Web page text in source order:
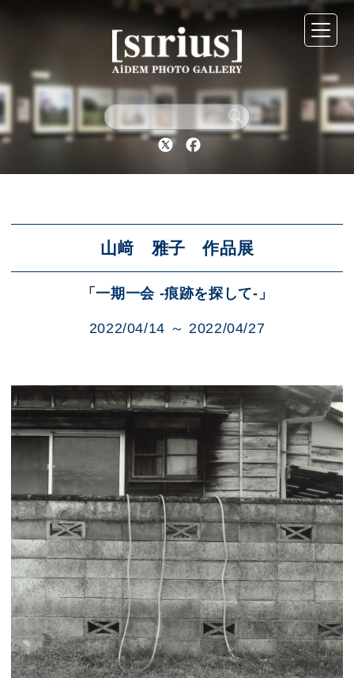
Twitter Facebook
山﨑 雅子 作品展
「一期一会 -痕跡を探して-」
2022/04/14 ～ 2022/04/27
シリウスについて
展示スケジュール